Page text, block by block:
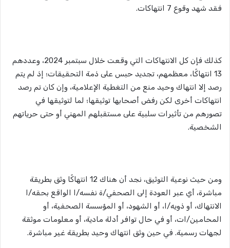
فقد شهد وقوع 7 انتهاكات.
كذلك فإن كل الانتهاكات التي وقعت خلال سبتمبر 2024، وعددهم
13 انتهاكًا، معظمهم، تجديد حبس على ذمة التحقيقات؛ إذ لم يتم
رصد إلا انتهاك وحيد منع من التغطية الإعلامية، وإن كان تم رصد
انتهاكات أخرى لكن رفض أصحابها توثيقها؛ لما لتوثيقها في
تصورهم من تأثيرات سلبية على مستقبلهم المهني أو حتى حرياتهم
الشخصية.
ومن حيث نوعية التوثيق، نجد أن هناك 12 انتهاكًا وثق بطريقة
مباشرة، أي عبر العودة إلى الصحفي/ة نفسه/ا الواقع بحقه/ا
الانتهاك، أو ذويه/ا، أو الشهود، أو المؤسسة الصحفية، أو
المحامين/ات، أو في حال توافر أدلة مادية، أو معلومات موثقة
لجهات رسمية. في حين وثق انتهاك وحيد بطريقة غير مباشرة.